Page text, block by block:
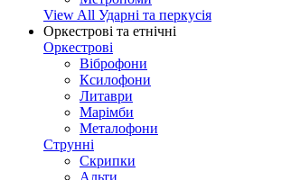
View All Ударні та перкусія
Оркестрові та етнічні
Оркестрові
Віброфони
Ксилофони
Литаври
Марімби
Металофони
Струнні
Скрипки
Альти